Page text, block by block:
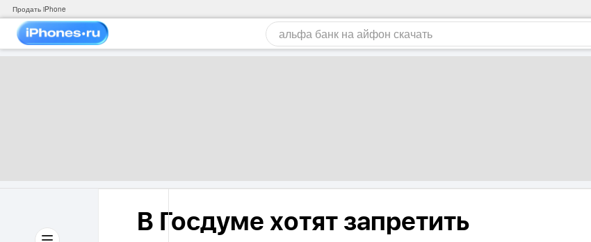
Продать iPhone
В Госдуме хотят запретить